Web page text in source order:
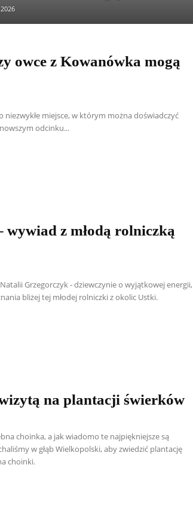
owce z Kowanówka mogą
niezwykłe miejsce, w którym można doświadczyć
odcinku...
wywiad z młodą rolniczką
Grzegorczyk - dziewczynie o wyjątkowej energii,
bliżej tej młodej rolniczki z okolic Ustki.
na plantacji świerków
choinka, a jak wiadomo te najpiękniejsze są
w głąb Wielkopolski, aby zwiedzić plantację
choinki.